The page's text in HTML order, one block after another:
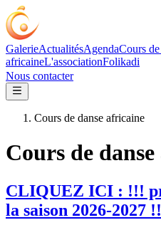
GalerieActualitésAgendaCours
africaineL'associationFolikadi
Nous contacter
Cours de danse africaine
Cours de
CLIQUEZ ICI : !!!
la saison 2026-2027